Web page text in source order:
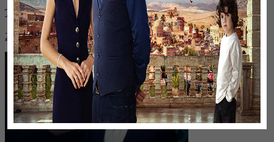
Таразда ТЭЦ қызметкерлері жалақы көтеруді талап етті
26 января, 19:36